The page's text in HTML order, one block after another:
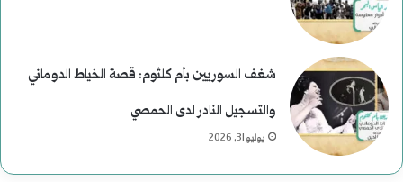
شغف السوريين بأم كلثوم: قصة الخياط الدوماني
والتسجيل النادر لدى الحمصي
يوليو 31, 2026